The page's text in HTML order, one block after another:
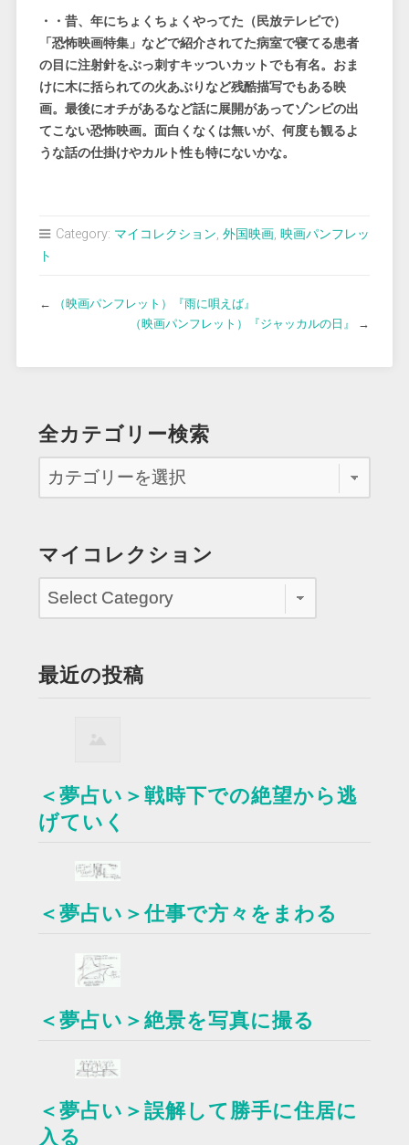
・・昔、年にちょくちょくやってた（民放テレビで）
「恐怖映画特集」などで紹介されてた病室で寝てる患者
の目に注射針をぶっ刺すキッついカットでも有名。おま
けに木に括られての火あぶりなど残酷描写でもある映
画。最後にオチがあるなど話に展開があってゾンビの出
てこない恐怖映画。面白くなくは無いが、何度も観るよ
うな話の仕掛けやカルト性も特にないかな。
Category: マイコレクション, 外国映画, 映画パンフレッ
ト
←
（映画パンフレット）『雨に唄えば』
（映画パンフレット）『ジャッカルの日』
→
全カテゴリー検索
マイコレクション
最近の投稿
＜夢占い＞戦時下での絶望から逃
げていく
＜夢占い＞仕事で方々をまわる
＜夢占い＞絶景を写真に撮る
＜夢占い＞誤解して勝手に住居に
入る